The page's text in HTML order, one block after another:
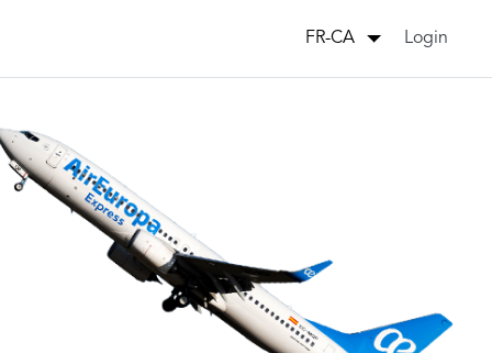
FR-CA Login